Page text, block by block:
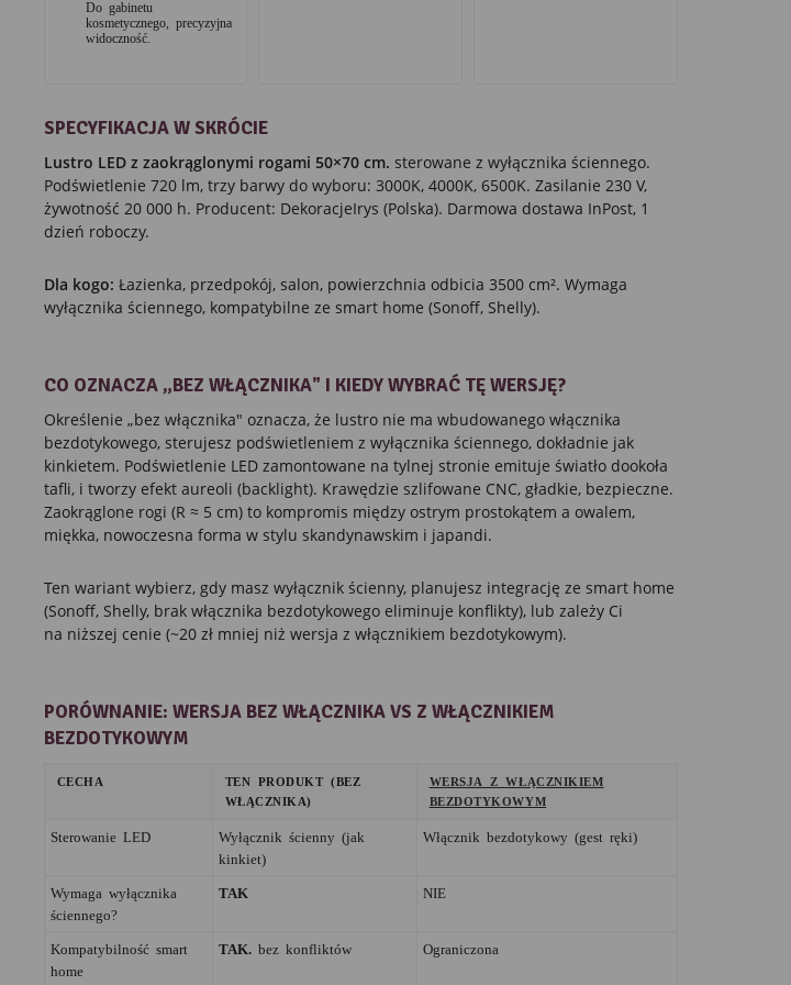
Do gabinetu
kosmetycznego, precyzyjna
widoczność.
SPECYFIKACJA W SKRÓCIE
Lustro LED z zaokrąglonymi rogami 50×70 cm. sterowane z wyłącznika ściennego.
Podświetlenie 720 lm, trzy barwy do wyboru: 3000K, 4000K, 6500K. Zasilanie 230 V,
żywotność 20 000 h. Producent: DekoracjeIrys (Polska). Darmowa dostawa InPost, 1
dzień roboczy.
Dla kogo: Łazienka, przedpokój, salon, powierzchnia odbicia 3500 cm². Wymaga
wyłącznika ściennego, kompatybilne ze smart home (Sonoff, Shelly).
CO OZNACZA „BEZ WŁĄCZNIKA" I KIEDY WYBRAĆ TĘ WERSJĘ?
Określenie „bez włącznika" oznacza, że lustro nie ma wbudowanego włącznika
bezdotykowego, sterujesz podświetleniem z wyłącznika ściennego, dokładnie jak
kinkietem. Podświetlenie LED zamontowane na tylnej stronie emituje światło dookoła
tafli, i tworzy efekt aureoli (backlight). Krawędzie szlifowane CNC, gładkie, bezpieczne.
Zaokrąglone rogi (R ≈ 5 cm) to kompromis między ostrym prostokątem a owalem,
miękka, nowoczesna forma w stylu skandynawskim i japandi.
Ten wariant wybierz, gdy masz wyłącznik ścienny, planujesz integrację ze smart home
(Sonoff, Shelly, brak włącznika bezdotykowego eliminuje konflikty), lub zależy Ci
na niższej cenie (~20 zł mniej niż wersja z włącznikiem bezdotykowym).
PORÓWNANIE: WERSJA BEZ WŁĄCZNIKA VS Z WŁĄCZNIKIEM
BEZDOTYKOWYM
CECHA
TEN PRODUKT (BEZ
WŁĄCZNIKA)
WERSJA Z WŁĄCZNIKIEM
BEZDOTYKOWYM
Sterowanie LED
Wyłącznik ścienny (jak
kinkiet)
Włącznik bezdotykowy (gest ręki)
Wymaga wyłącznika
ściennego?
TAK NIE
Kompatybilność smart
home
TAK. bez konfliktów Ograniczona